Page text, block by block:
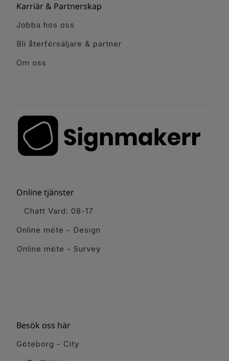
Karriär & Partnerskap
Jobba hos oss
Bli återförsäljare & partner
Om oss
Online tjänster
Chatt Vard: 08-17
Online möte - Design
Online möte - Survey
Besök oss här
Göteborg - City